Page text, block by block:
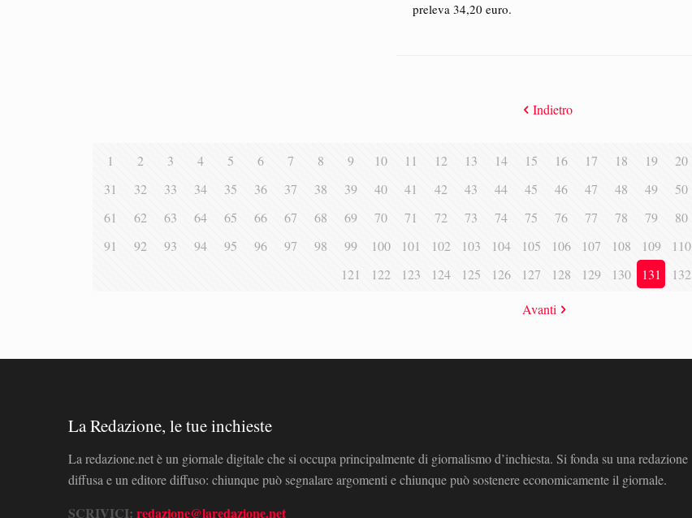
preleva 34,20 euro.
Indietro
1 2 3 4 5 6 7 8 9 10 11 12 13 14 15 16 17 18 19 20
31
32 33 34 35 36 37 38 39 40 41 42 43 44 45 46 47 48 49 50
61
62 63 64 65 66 67 68 69 70 71 72 73 74 75 76 77 78 79 80
91
92 93 94 95 96 97 98 99 100 101 102 103 104 105 106 107 108 109 110
121
122 123 124 125 126 127 128 129 130 131 132
Avanti
La Redazione, le tue inchieste
La redazione.net è un giornale digitale che si occupa principalmente di giornalismo d’inchiesta. Si fonda su una redazione
diffusa e un editore diffuso: chiunque può segnalare argomenti e chiunque può sostenere economicamente il giornale.
SCRIVICI: redazione@laredazione.net